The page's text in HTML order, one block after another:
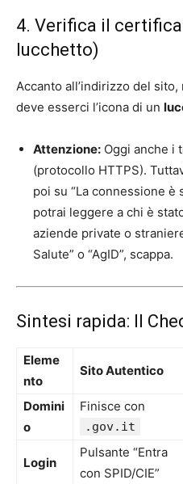
4. Verifica il
lucchetto)
Accanto all’indirizzo del
deve esserci l’icona di un
Attenzione: Oggi anche i
(protocollo HTTPS).
poi su “La connessione è
potrai leggere a chi è
aziende private o
Salute” o “AgID”, scappa.
Sintesi rapida: Il
Eleme
nto
Sito Autentico
Domini
o
Finisce con
.gov.it
Login
Pulsante “Entra
con SPID/CIE”